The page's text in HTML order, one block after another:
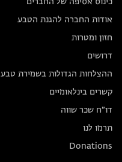
כינוס אסיפה של החברים
אודות החברה להגנת הטבע
חזון ומטרות
דרושים
ההצלחות הגדולות בשמירת טבע
קשרים בינלאומיים
דו״ח שכר שווה
תרמו לנו
Donations